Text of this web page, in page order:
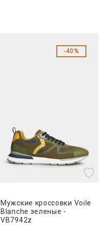
40%
Мужские кроссовки Voile
Blanche зеленые -
VB7942z